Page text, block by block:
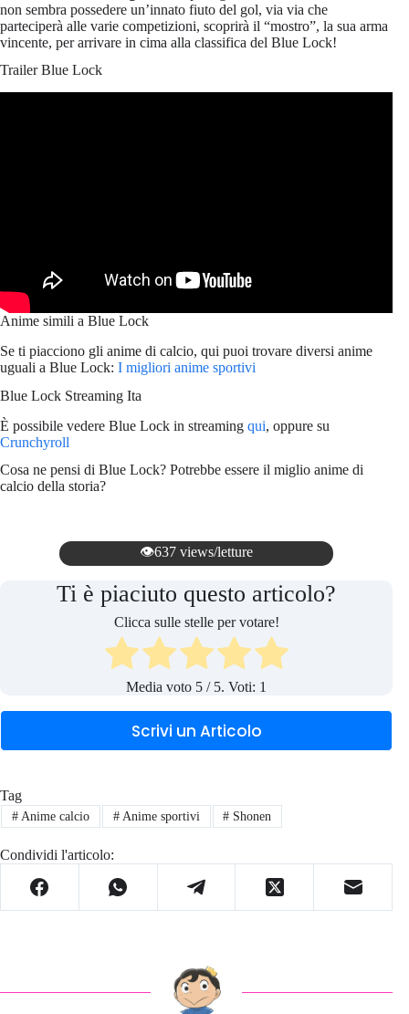
non sembra possedere un’innato fiuto del gol, via via che
parteciperà alle varie competizioni, scoprirà il “mostro”, la sua arma
vincente, per arrivare in cima alla classifica del Blue Lock!
Trailer Blue Lock
Anime simili a Blue Lock
Se ti piacciono gli anime di calcio, qui puoi trovare diversi anime
uguali a Blue Lock: I migliori anime sportivi
Blue Lock Streaming Ita
È possibile vedere Blue Lock in streaming qui, oppure su
Crunchyroll
Cosa ne pensi di Blue Lock? Potrebbe essere il miglio anime di
calcio della storia?
👁️637 views/letture
Ti è piaciuto questo articolo?
Clicca sulle stelle per votare!
Media voto 5 / 5. Voti: 1
Scrivi un Articolo
Tag
#Anime calcio #Anime sportivi # Shonen
Condividi l'articolo: